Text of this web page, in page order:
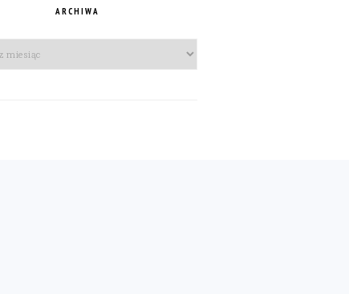
ARCHIWA